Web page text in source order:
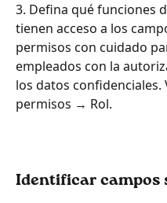
3. Defina qué funciones
tienen acceso a los
permisos con cuidado
empleados con la
los datos confidenciales.
permisos → Rol.
Identificar campos